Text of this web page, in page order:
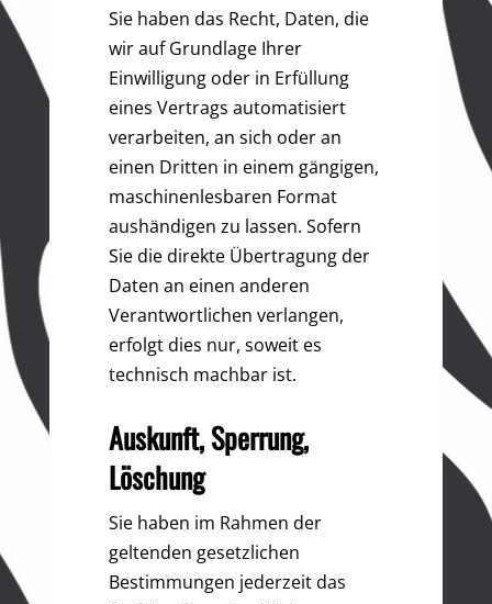
Sie haben das Recht, Daten, die
wir auf Grundlage Ihrer
Einwilligung oder in Erfüllung
eines Vertrags automatisiert
verarbeiten, an sich oder an
einen Dritten in einem gängigen,
maschinenlesbaren Format
aushändigen zu lassen. Sofern
Sie die direkte Übertragung der
Daten an einen anderen
Verantwortlichen verlangen,
erfolgt dies nur, soweit es
technisch machbar ist.
Auskunft, Sperrung,
Löschung
Sie haben im Rahmen der
geltenden gesetzlichen
Bestimmungen jederzeit das